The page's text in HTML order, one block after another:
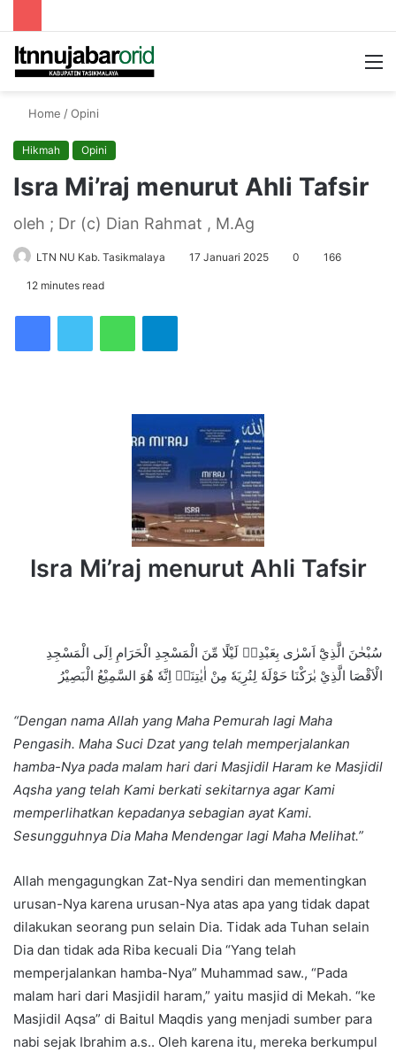
Home /Opini
Hikmah Opini
Isra Mi’raj menurut Ahli Tafsir
oleh ; Dr (c) Dian Rahmat , M.Ag
LTN NU Kab. Tasikmalaya 17 Januari 2025 0 166
12 minutes read
Isra Mi’raj menurut Ahli Tafsir
سُبْحٰنَ الَّذِيْٓ اَسْرٰى بِعَبْدِهٖ لَيْلًا مِّنَ الْمَسْجِدِ الْحَرَامِ اِلَى الْمَسْجِدِ
الْاَقْصَا الَّذِيْ بٰرَكْنَا حَوْلَهٗ لِنُرِيَهٗ مِنْ اٰيٰتِنَاۗ اِنَّهٗ هُوَ السَّمِيْعُ الْبَصِيْرُ
“Dengan nama Allah yang Maha Pemurah lagi Maha
Pengasih. Maha Suci Dzat yang telah memperjalankan
hamba-Nya pada malam hari dari Masjidil Haram ke Masjidil
Aqsha yang telah Kami berkati sekitarnya agar Kami
memperlihatkan kepadanya sebagian ayat Kami.
Sesungguhnya Dia Maha Mendengar lagi Maha Melihat.”
Allah mengagungkan Zat-Nya sendiri dan mementingkan
urusan-Nya karena urusan-Nya atas apa yang tidak dapat
dilakukan seorang pun selain Dia. Tidak ada Tuhan selain
Dia dan tidak ada Riba kecuali Dia “Yang telah
memperjalankan hamba-Nya” Muhammad saw., “Pada
malam hari dari Masjidil haram,” yaitu masjid di Mekah. “ke
Masjidil Aqsa” di Baitul Maqdis yang menjadi sumber para
nabi sejak Ibrahim a.s.. Oleh karena itu, mereka berkumpul